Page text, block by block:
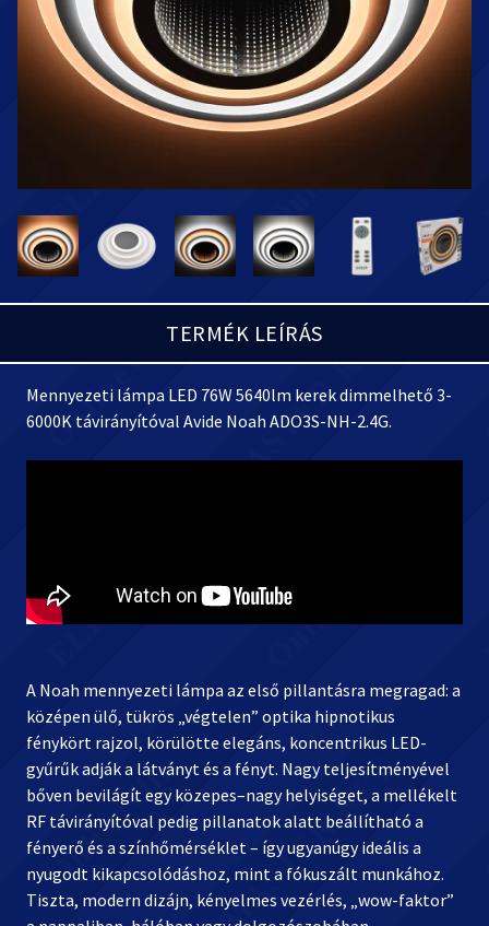
TERMÉK LEÍRÁS
Mennyezeti lámpa LED 76W 5640lm kerek dimmelhető 3-
6000K távirányítóval Avide Noah ADO3S-NH-2.4G.
A Noah mennyezeti lámpa az első pillantásra megragad: a
középen ülő, tükrös „végtelen” optika hipnotikus
fénykört rajzol, körülötte elegáns, koncentrikus LED-
gyűrűk adják a látványt és a fényt. Nagy teljesítményével
bőven bevilágít egy közepes–nagy helyiséget, a mellékelt
RF távirányítóval pedig pillanatok alatt beállítható a
fényerő és a színhőmérséklet – így ugyanúgy ideális a
nyugodt kikapcsolódáshoz, mint a fókuszált munkához.
Tiszta, modern dizájn, kényelmes vezérlés, „wow-faktor”